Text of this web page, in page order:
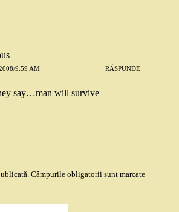
9:59 AM RĂSPUNDE
say…man will survive
Câmpurile obligatorii sunt marcate